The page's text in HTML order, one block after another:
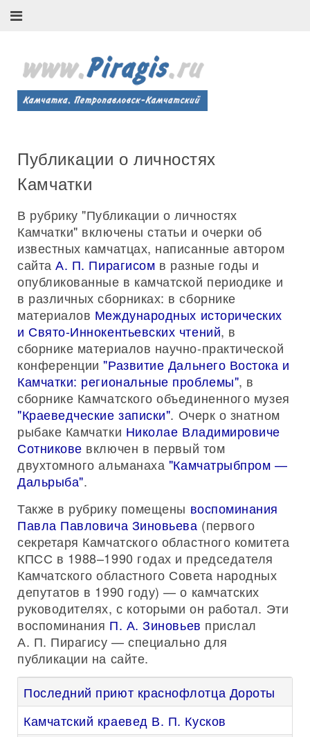
Публикации о личностях
Камчатки
В рубрику "Публикации о личностях
Камчатки" включены статьи и очерки об
известных камчатцах, написанные автором
сайтаА. П. Пирагисом в разные годы и
опубликованные в камчатской периодике и
в различных сборниках: в сборнике
материалов Международных исторических
и Свято-Иннокентьевских чтений, в
сборнике материалов научно-практической
конференции "Развитие Дальнего Востока и
Камчатки: региональные проблемы", в
сборнике Камчатского объединенного музея
"Краеведческие записки". Очерк о знатном
рыбаке Камчатки Николае Владимировиче
Сотникове включен в первый том
двухтомного альманаха "Камчатрыбпром —
Дальрыба".
Также в рубрику помещены воспоминания
Павла Павловича Зиновьева (первого
секретаря Камчатского областного комитета
КПСС в 1988–1990 годах и председателя
Камчатского областного Совета народных
депутатов в 1990 году) — о камчатских
руководителях, с которыми он работал. Эти
воспоминания П. А. Зиновьев прислал
А. П. Пирагису — специально для
публикации на сайте.
Последний приют краснофлотца Дороты
Камчатский краевед В. П. Кусков